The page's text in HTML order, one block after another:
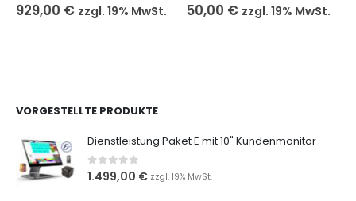
0out of 5
929,00 € zzgl. 19% MwSt. 0out of 5
50,00 € zzgl. 19% MwSt.
VORGESTELLTE PRODUKTE
Dienstleistung Paket E mit 10" Kundenmonitor
0 out of 5
1.499,00 € zzgl. 19% MwSt.